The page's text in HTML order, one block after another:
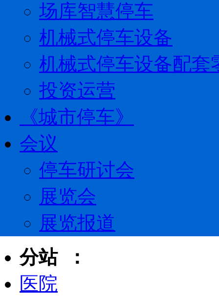
场库智慧停车
机械式停车设备
机械式停车设备配套
投资运营
《城市停车》
会议
停车研讨会
展览会
展览报道
分站 ：
医院